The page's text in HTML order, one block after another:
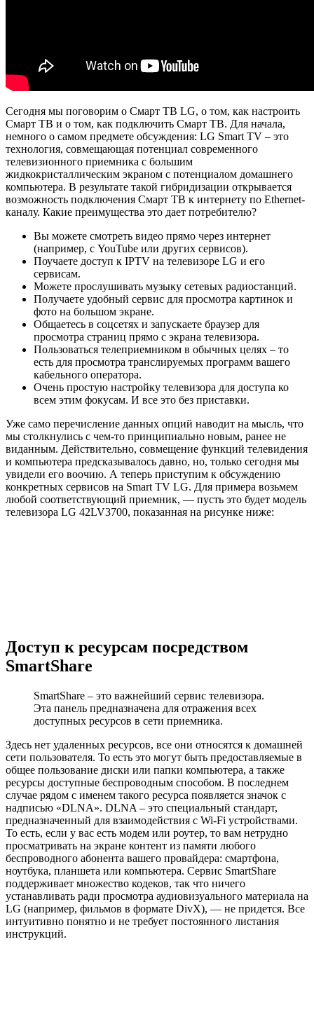
Сегодня мы поговорим о Смарт ТВ LG, о том, как настроить
Смарт ТВ и о том, как подключить Смарт ТВ. Для начала,
немного о самом предмете обсуждения: LG Smart TV – это
технология, совмещающая потенциал современного
телевизионного приемника с большим
жидкокристаллическим экраном с потенциалом домашнего
компьютера. В результате такой гибридизации открывается
возможность подключения Смарт ТВ к интернету по Ethernet-
каналу. Какие преимущества это дает потребителю?
Вы можете смотреть видео прямо через интернет
(например, с YouTube или других сервисов).
Поучаете доступ к IPTV на телевизоре LG и его
сервисам.
Можете прослушивать музыку сетевых радиостанций.
Получаете удобный сервис для просмотра картинок и
фото на большом экране.
Общаетесь в соцсетях и запускаете браузер для
просмотра страниц прямо с экрана телевизора.
Пользоваться телеприемником в обычных целях – то
есть для просмотра транслируемых программ вашего
кабельного оператора.
Очень простую настройку телевизора для доступа ко
всем этим фокусам. И все это без приставки.
Уже само перечисление данных опций наводит на мысль, что
мы столкнулись с чем-то принципиально новым, ранее не
виданным. Действительно, совмещение функций телевидения
и компьютера предсказывалось давно, но, только сегодня мы
увидели его воочию. А теперь приступим к обсуждению
конкретных сервисов на Smart TV LG. Для примера возьмем
любой соответствующий приемник, — пусть это будет модель
телевизора LG 42LV3700, показанная на рисунке ниже:
Доступ к ресурсам посредством
SmartShare
SmartShare – это важнейший сервис телевизора.
Эта панель предназначена для отражения всех
доступных ресурсов в сети приемника.
Здесь нет удаленных ресурсов, все они относятся к домашней
сети пользователя. То есть это могут быть предоставляемые в
общее пользование диски или папки компьютера, а также
ресурсы доступные беспроводным способом. В последнем
случае рядом с именем такого ресурса появляется значок с
надписью «DLNA». DLNA – это специальный стандарт,
предназначенный для взаимодействия с Wi-Fi устройствами.
То есть, если у вас есть модем или роутер, то вам нетрудно
просматривать на экране контент из памяти любого
беспроводного абонента вашего провайдера: смартфона,
ноутбука, планшета или компьютера. Сервис SmartShare
поддерживает множество кодеков, так что ничего
устанавливать ради просмотра аудиовизуального материала на
LG (например, фильмов в формате DivX), — не придется. Все
интуитивно понятно и не требует постоянного листания
инструкций.